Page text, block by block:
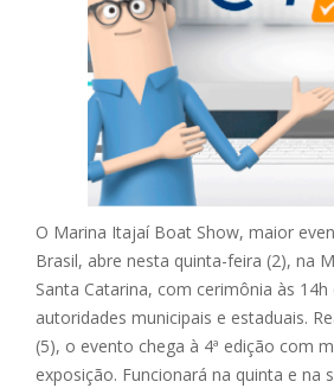
O Marina Itajaí Boat Show, maior
Brasil, abre nesta quinta-feira (2), na
Santa Catarina, com cerimônia às 14h
autoridades municipais e estaduais.
(5), o evento chega à 4ª edição com
exposição. Funcionará na quinta e na